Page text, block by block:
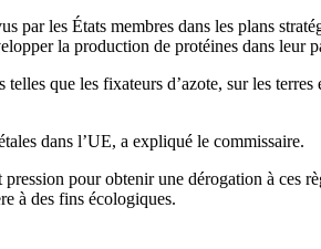
par les États membres dans les plans
la production de protéines dans leur
que les fixateurs d’azote, sur les
dans l’UE, a expliqué le commissaire.
pour obtenir une dérogation à ces
à des fins écologiques.